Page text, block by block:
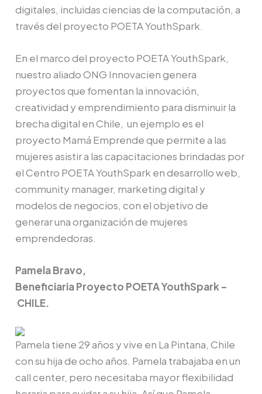
digitales, incluidas ciencias de la computación, a
través del proyecto POETA YouthSpark.
En el marco del proyecto POETA YouthSpark,
nuestro aliado ONG Innovacien genera
proyectos que fomentan la innovación,
creatividad y emprendimiento para disminuir la
brecha digital en Chile, un ejemplo es el
proyecto Mamá Emprende que permite a las
mujeres asistir a las capacitaciones brindadas por
el Centro POETA YouthSpark en desarrollo web,
community manager, marketing digital y
modelos de negocios, con el objetivo de
generar una organización de mujeres
emprendedoras.
Pamela Bravo,
Beneficiaria Proyecto POETA YouthSpark –
CHILE.
Pamela tiene 29 años y vive en La Pintana, Chile
con su hija de ocho años. Pamela trabajaba en un
call center, pero necesitaba mayor flexibilidad